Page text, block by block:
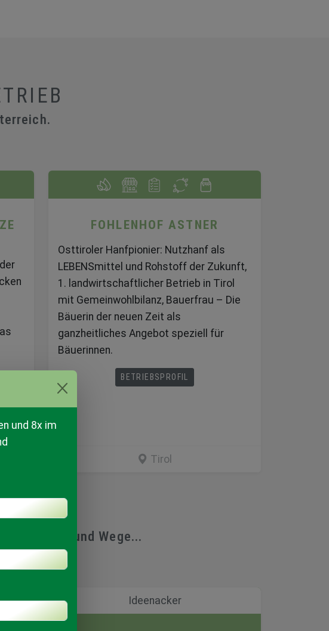
und 8x im
FOHLENHOF ASTNER
Osttiroler Hanfpionier: Nutzhanf als
LEBENSmittel und Rohstoff der Zukunft,
1. landwirtschaftlicher Betrieb in Tirol
mit Gemeinwohlbilanz, Bauerfrau – Die
Bäuerin der neuen Zeit als
ganzheitliches Angebot speziell für
Bäuerinnen.
BETRIEBSPROFIL
Tirol
für Höfe und Wege...
Ideenacker